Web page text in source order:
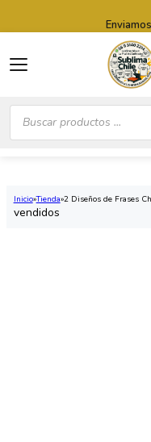
Búsqueda
productos
Inicio Tienda 2 Diseños de Frases
vendidos